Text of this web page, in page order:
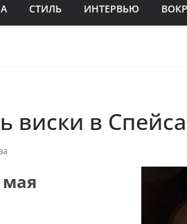
СТИЛЬ ИНТЕРВЬЮ
виски в
мая